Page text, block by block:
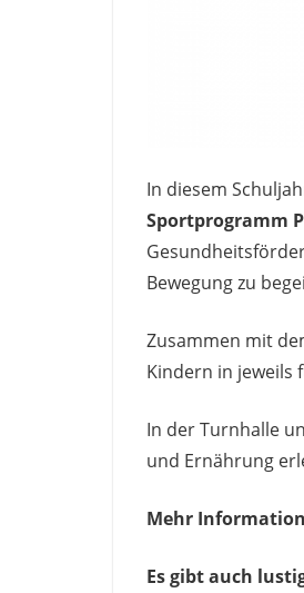
In diesem
Sportprogramm
Bewegung zu
Zusammen mit
Kindern in jeweils
In der Turnhalle
und Ernährung
Mehr
Es gibt auch